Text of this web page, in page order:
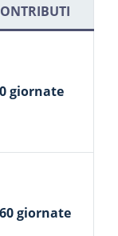
giornate
giornate